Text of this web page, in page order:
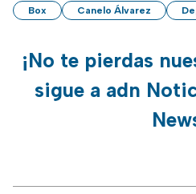
Box Canelo Álvarez
¡No te pierdas
sigue a adn